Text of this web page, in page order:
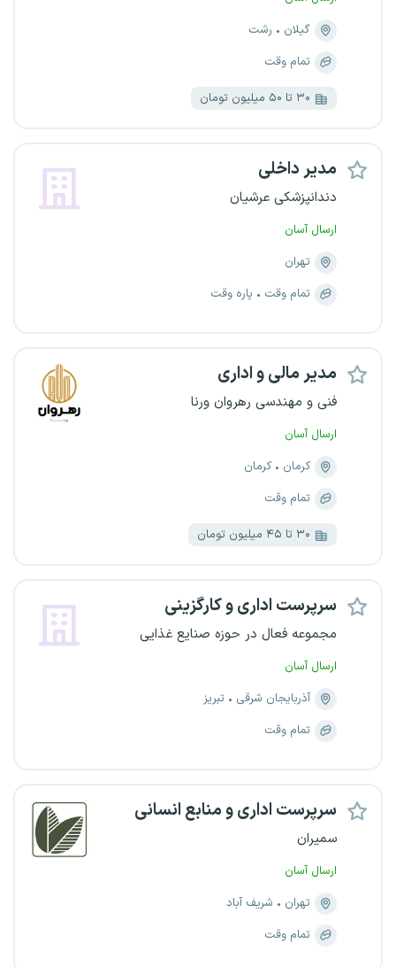
گیلان
رشت
تمام وقت
۳۰ تا ۵۰ میلیون تومان
مدیر داخلی
دندانپزشکی عرشیان
ارسال آسان
تهران
تمام وقت
پاره وقت
مدیر مالی و اداری
فنی و مهندسی رهروان ورنا
ارسال آسان
کرمان
کرمان
تمام وقت
۳۰ تا ۴۵ میلیون تومان
سرپرست اداری و کارگزینی
مجموعه فعال در حوزه صنایع غذایی
ارسال آسان
آذربایجان شرقی
تبریز
تمام وقت
سرپرست اداری و منابع انسانی
سمیران
ارسال آسان
تهران
شریف آباد
تمام وقت